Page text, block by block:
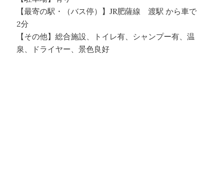
【最寄の駅・（バス停）】JR肥薩線 渡駅 から車で
2分
【その他】総合施設、トイレ有、シャンプー有、温
泉、ドライヤー、景色良好